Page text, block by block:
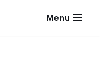
Menu